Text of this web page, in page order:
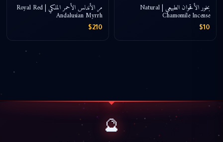
بخور الأقحوان الطبيعي | Natural
Chamomile Incense
$10
مر الأندلس الأحمر الملكي | Royal Red
Andalusian Myrrh
$210
🔮